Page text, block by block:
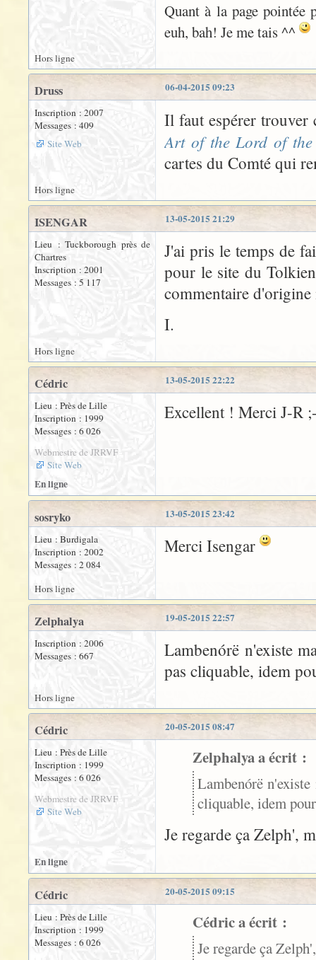
Quant à la page
euh, bah! Je me tais ^^
Hors ligne
06-04-2015 09:23
Druss
Inscription : 2007
Messages : 409
Site Web
Il faut espérer trouver
Art of the Lord of the
cartes du Comté qui
Hors ligne
13-05-2015 21:29
ISENGAR
Lieu : Tuckborough près de
Chartres
Inscription : 2001
Messages : 5 117
J'ai pris le temps de
pour le site du
commentaire
I.
Hors ligne
13-05-2015 22:22
Cédric
Lieu : Près de Lille
Inscription : 1999
Messages : 6 026
Webmestre de JRRVF
Site Web
Excellent ! Merci J-R
En ligne
13-05-2015 23:42
sosryko
Lieu : Burdigala
Inscription : 2002
Messages : 2 084
Merci Isengar
Hors ligne
19-05-2015 22:57
Zelphalya
Inscription : 2006
Messages : 667
Lambenórë n'existe
pas cliquable, idem
Hors ligne
20-05-2015 08:47
Cédric
Lieu : Près de Lille
Inscription : 1999
Messages : 6 026
Webmestre de JRRVF
Site Web
Zelphalya a écrit :
Lambenórë
cliquable, idem
Je regarde ça Zelph',
En ligne
20-05-2015 09:15
Cédric
Lieu : Près de Lille
Inscription : 1999
Messages : 6 026
Cédric a écrit :
Je regarde ça